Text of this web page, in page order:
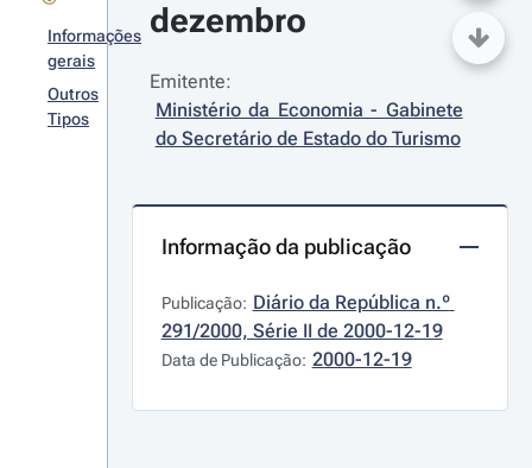
Informações
gerais
Outros
Tipos
dezembro
Emitente:
Ministério da Economia - Gabinete
do Secretário de Estado do Turismo
Informação da publicação
Publicação: Diário da República n.º
291/2000, Série II de 2000-12-19
Data de Publicação: 2000-12-19